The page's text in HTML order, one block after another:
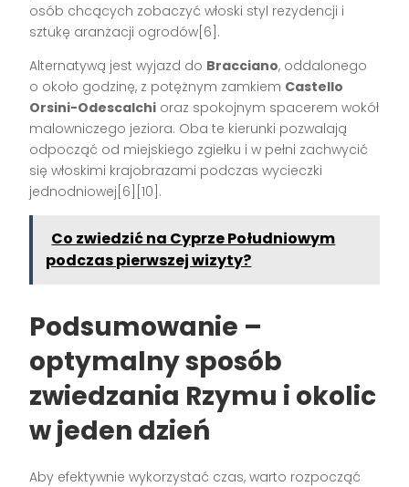
osób chcących zobaczyć włoski styl rezydencji i
sztukę aranżacji ogrodów[6].
Alternatywą jest wyjazd do Bracciano, oddalonego
o około godzinę, z potężnym zamkiem Castello
Orsini-Odescalchi oraz spokojnym spacerem wokół
malowniczego jeziora. Oba te kierunki pozwalają
odpocząć od miejskiego zgiełku i w pełni zachwycić
się włoskimi krajobrazami podczas wycieczki
jednodniowej[6][10].
Co zwiedzić na Cyprze Południowym
podczas pierwszej wizyty?
Podsumowanie –
optymalny sposób
zwiedzania Rzymu i okolic
w jeden dzień
Aby efektywnie wykorzystać czas, warto rozpocząć